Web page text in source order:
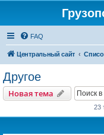
FAQ
Центральный сайт
Другое
Новая тема
23